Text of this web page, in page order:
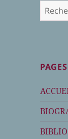
PAGES